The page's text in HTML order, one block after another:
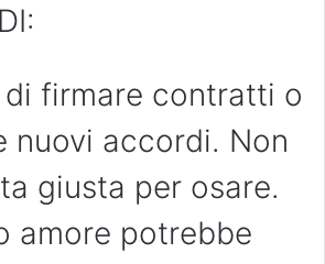
firmare contratti o
nuovi accordi. Non
giusta per osare.
amore potrebbe